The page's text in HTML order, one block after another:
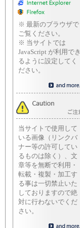
※ 最新のブラウザで
ご覧ください。
※ 当サイトでは
JavaScript が利用でき
るように設定してく
ださい。
当サイトで使用して
いる画像（リンクバ
ナー等の許可してい
るものは除く）、文
章等を無断で利用・
転載・複製・加工す
る事は一切禁止いた
しておりますので絶
対に行わないでくだ
さい。